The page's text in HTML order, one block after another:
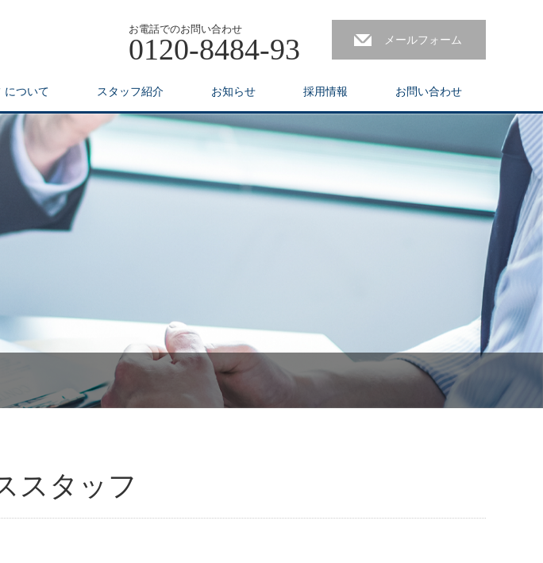
お電話でのお問い合わせ
0120-8484-93 メールフォーム
について スタッフ紹介 お知らせ 採用情報 お問い合わせ
スタッフ